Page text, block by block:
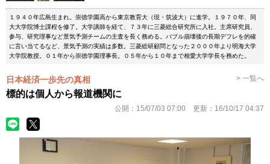
１９４０年広島生まれ。崇徳学園高から東京教育大（現・筑波大）に進学。１９７０年、同
大大学院博士課程を修了。大学講師を経て、７３年に三菱総合研究所に入社。主席研究員、
参与、研究理事など景気予測チームの主査を長く務める。バブル崩壊後の長期デフレを的確
に言い当てるなど、景気予測の実績は多数。三菱総研顧問となった２０００年より明海大学
大学院教授。０１年から崇徳学園理事長。０５年から１０年まで相愛大学学長を務めた。
日本経済一歩先の真相 > 一覧へ
標的は個人から報道機関に
公開： 15/07/03 07:00 更新： 16/10/17 04:37